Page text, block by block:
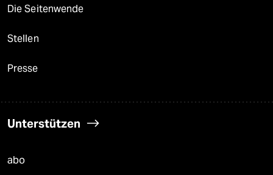
Die Seitenwende
Stellen
Presse
Unterstützen
abo